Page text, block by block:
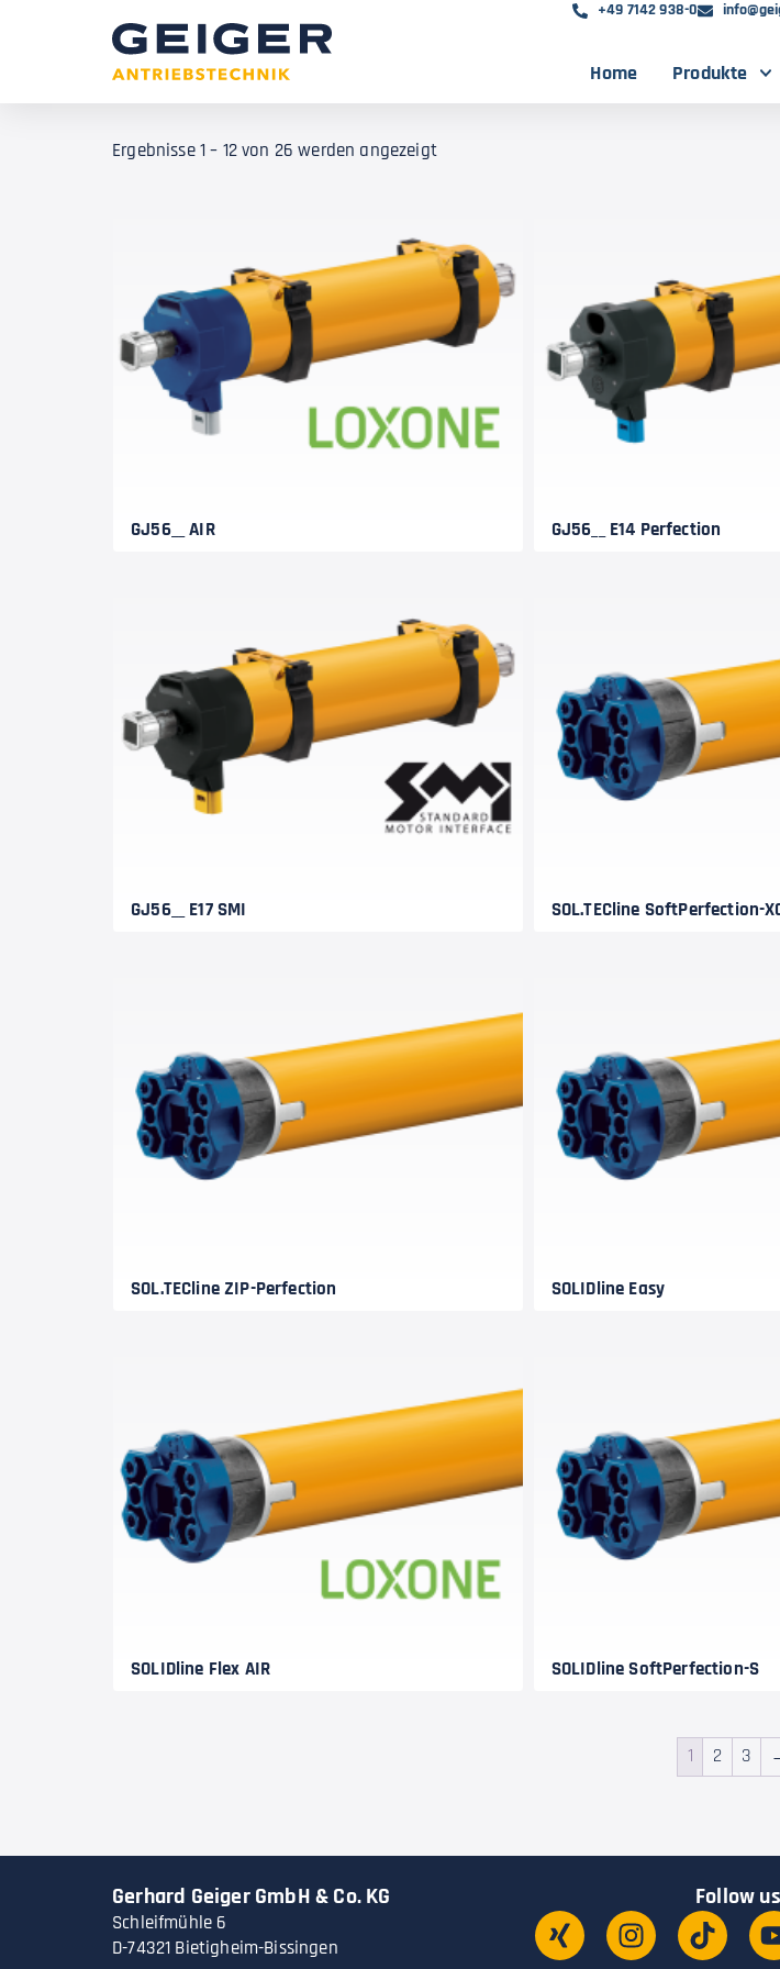
+49 7142 938-0
Home Produkte
Ergebnisse 1 – 12 von 26 werden angezeigt
GJ56__ AIR GJ56__ E14 Perfection
GJ56__ E17 SMI SOL.TECline SoftPerfection-
SOL.TECline ZIP-Perfection SOLIDline Easy
SOLIDline Flex AIR SOLIDline SoftPerfection-S
1 2 3
Gerhard Geiger GmbH & Co. KG
Schleifmühle 6
D-74321 Bietigheim-Bissingen
Follow us